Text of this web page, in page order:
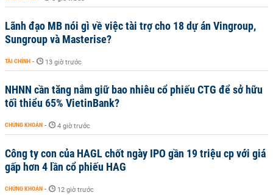
Lãnh đạo MB nói gì về việc tài trợ cho 18 dự án Vingroup,
Sungroup và Masterise?
TÀI CHÍNH - 13 giờ trước
NHNN cần tăng nắm giữ bao nhiêu cổ phiếu CTG để sở hữu
tối thiểu 65% VietinBank?
CHỨNG KHOÁN - 4 giờ trước
Công ty con của HAGL chốt ngày IPO gần 19 triệu cp với giá
gấp hơn 4 lần cổ phiếu HAG
CHỨNG KHOÁN - 12 giờ trước